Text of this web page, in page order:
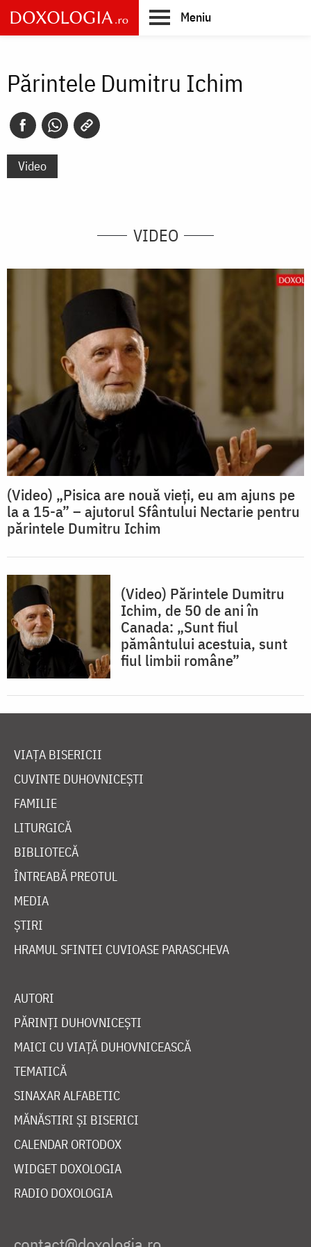
Skip
to
main
Meniu
Părintele Dumitru Ichim
Video
VIDEO
(Video) „Pisica are nouă vieți, eu am ajuns pe
la a 15-a” – ajutorul Sfântului Nectarie pentru
părintele Dumitru Ichim
(Video) Părintele Dumitru
Ichim, de 50 de ani în
Canada: „Sunt fiul
pământului acestuia, sunt
fiul limbii române”
VIAȚA BISERICII
CUVINTE DUHOVNICEȘTI
FAMILIE
LITURGICĂ
BIBLIOTECĂ
ÎNTREABĂ PREOTUL
MEDIA
ȘTIRI
HRAMUL SFINTEI CUVIOASE PARASCHEVA
AUTORI
PĂRINȚI DUHOVNICEȘTI
MAICI CU VIAȚĂ DUHOVNICEASCĂ
TEMATICĂ
SINAXAR ALFABETIC
MĂNĂSTIRI ȘI BISERICI
CALENDAR ORTODOX
WIDGET DOXOLOGIA
RADIO DOXOLOGIA